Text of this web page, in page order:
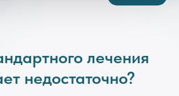
лечения
недостаточно?